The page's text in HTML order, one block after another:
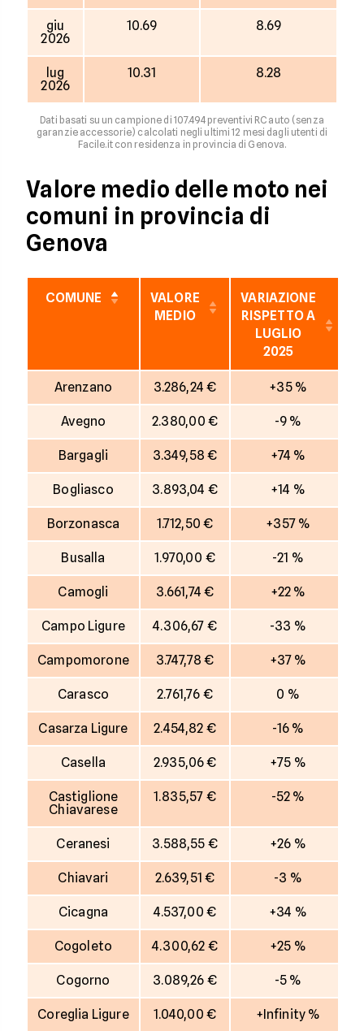
giu
2026
10.69 8.69
lug
2026
10.31 8.28
Dati basati su un campione di 107.494 preventivi RC auto (senza
garanzie accessorie) calcolati negli ultimi 12 mesi dagli utenti di
Facile.it con residenza in provincia di Genova.
Valore medio delle moto nei
comuni in provincia di
Genova
COMUNE
VALORE
MEDIO
VARIAZIONE
RISPETTO A
LUGLIO
2025
Arenzano 3.286,24 € +35 %
Avegno 2.380,00 € -9 %
Bargagli 3.349,58 € +74 %
Bogliasco 3.893,04 € +14 %
Borzonasca 1.712,50 € +357 %
Busalla 1.970,00 € -21 %
Camogli 3.661,74 € +22 %
Campo Ligure 4.306,67 € -33 %
Campomorone 3.747,78 € +37 %
Carasco 2.761,76 € 0 %
Casarza Ligure 2.454,82 € -16 %
Casella 2.935,06 € +75 %
Castiglione
Chiavarese
1.835,57 € -52 %
Ceranesi 3.588,55 € +26 %
Chiavari 2.639,51 € -3 %
Cicagna 4.537,00 € +34 %
Cogoleto 4.300,62 € +25 %
Cogorno 3.089,26 € -5 %
Coreglia Ligure 1.040,00 € +Infinity %